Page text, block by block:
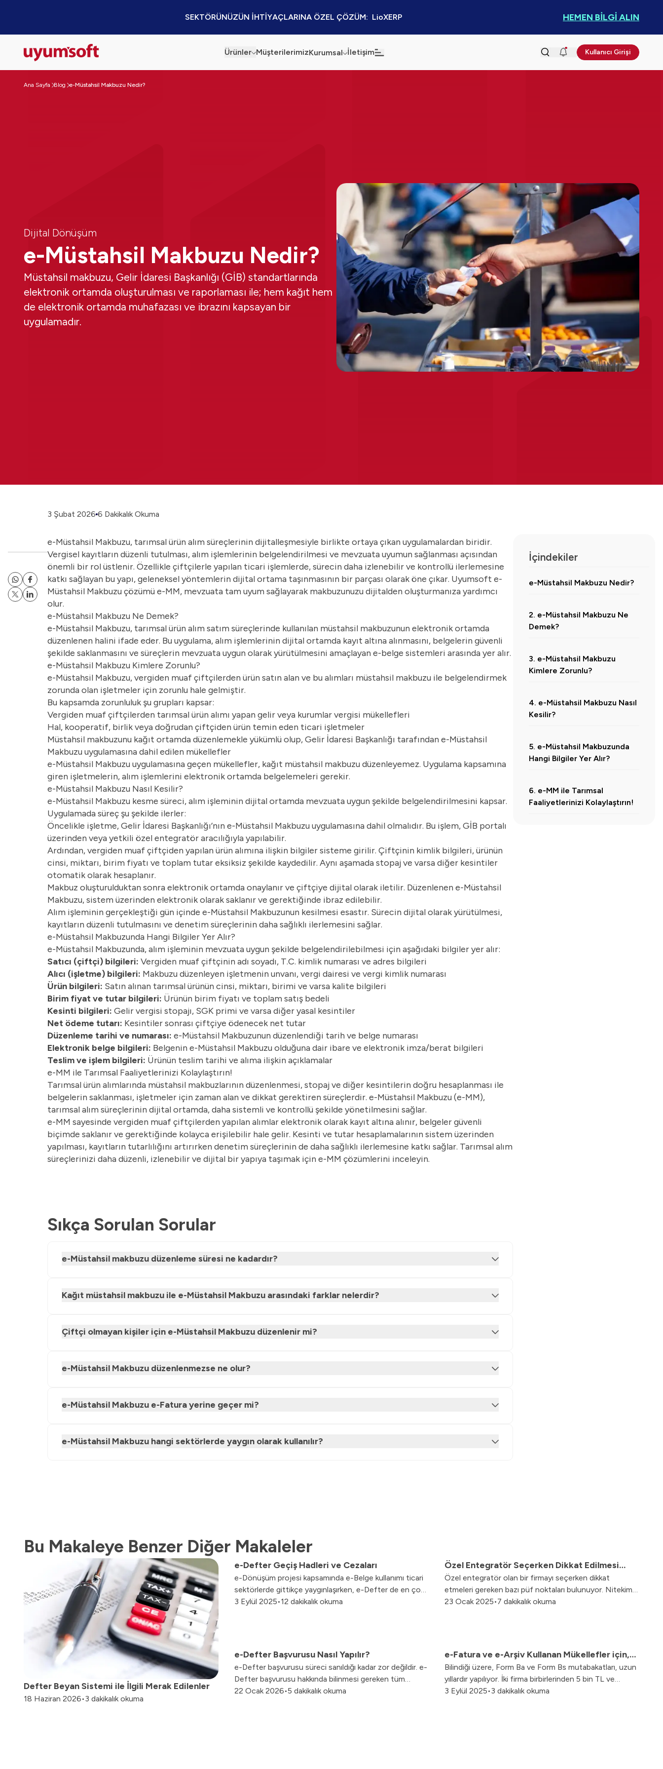
SEKTÖRÜNÜZÜN İHTİYAÇLARINA ÖZEL ÇÖZÜM:  LioXERP HEMEN BİLGİ ALIN
Ürünler MüşterilerimizKurumsal İletişim
İş Ortaklığı Platformu
Kullanıcı Girişi
Ana Sayfa Blog e-Müstahsil Makbuzu Nedir?
Dijital Dönüşüm
e-Müstahsil Makbuzu Nedir?
Müstahsil makbuzu, Gelir İdaresi Başkanlığı (GİB) standartlarında
elektronik ortamda oluşturulması ve raporlaması ile; hem kağıt hem
de elektronik ortamda muhafazası ve ibrazını kapsayan bir
uygulamadır.
3 Şubat 2026 6 Dakikalık Okuma
e-Müstahsil Makbuzu, tarımsal ürün alım süreçlerinin dijitalleşmesiyle birlikte ortaya çıkan uygulamalardan biridir.
Vergisel kayıtların düzenli tutulması, alım işlemlerinin belgelendirilmesi ve mevzuata uyumun sağlanması açısından
önemli bir rol üstlenir. Özellikle çiftçilerle yapılan ticari işlemlerde, sürecin daha izlenebilir ve kontrollü ilerlemesine
katkı sağlayan bu yapı, geleneksel yöntemlerin dijital ortama taşınmasının bir parçası olarak öne çıkar. Uyumsoft e-
Müstahsil Makbuzu çözümüe-MM, mevzuata tam uyum sağlayarak makbuzunuzu dijitalden oluşturmanıza yardımcı
olur.
e-Müstahsil Makbuzu Ne Demek?
e-Müstahsil Makbuzu, tarımsal ürün alım satım süreçlerinde kullanılan müstahsil makbuzunun elektronik ortamda
düzenlenen halini ifade eder. Bu uygulama, alım işlemlerinin dijital ortamda kayıt altına alınmasını, belgelerin güvenli
şekilde saklanmasını ve süreçlerin mevzuata uygun olarak yürütülmesini amaçlayan e-belge sistemleri arasında yer alır.
e-Müstahsil Makbuzu Kimlere Zorunlu?
e-Müstahsil Makbuzu, vergiden muaf çiftçilerden ürün satın alan ve bu alımları müstahsil makbuzu ile belgelendirmek
zorunda olan işletmeler için zorunlu hale gelmiştir.
Bu kapsamda zorunluluk şu grupları kapsar:
Vergiden muaf çiftçilerden tarımsal ürün alımı yapan gelir veya kurumlar vergisi mükellefleri
Hal, kooperatif, birlik veya doğrudan çiftçiden ürün temin eden ticari işletmeler
Müstahsil makbuzunu kağıt ortamda düzenlemekle yükümlü olup, Gelir İdaresi Başkanlığı tarafından e-Müstahsil
Makbuzu uygulamasına dahil edilen mükellefler
e-Müstahsil Makbuzu uygulamasına geçen mükellefler, kağıt müstahsil makbuzu düzenleyemez. Uygulama kapsamına
giren işletmelerin, alım işlemlerini elektronik ortamda belgelemeleri gerekir.
e-Müstahsil Makbuzu Nasıl Kesilir?
e-Müstahsil Makbuzu kesme süreci, alım işleminin dijital ortamda mevzuata uygun şekilde belgelendirilmesini kapsar.
Uygulamada süreç şu şekilde ilerler:
Öncelikle işletme, Gelir İdaresi Başkanlığı’nın e-Müstahsil Makbuzu uygulamasına dahil olmalıdır. Bu işlem, GİB portalı
üzerinden veya yetkili özel entegratör aracılığıyla yapılabilir.
Ardından, vergiden muaf çiftçiden yapılan ürün alımına ilişkin bilgiler sisteme girilir. Çiftçinin kimlik bilgileri, ürünün
cinsi, miktarı, birim fiyatı ve toplam tutar eksiksiz şekilde kaydedilir. Aynı aşamada stopaj ve varsa diğer kesintiler
otomatik olarak hesaplanır.
Makbuz oluşturulduktan sonra elektronik ortamda onaylanır ve çiftçiye dijital olarak iletilir. Düzenlenen e-Müstahsil
Makbuzu, sistem üzerinden elektronik olarak saklanır ve gerektiğinde ibraz edilebilir.
Alım işleminin gerçekleştiği gün içinde e-Müstahsil Makbuzunun kesilmesi esastır. Sürecin dijital olarak yürütülmesi,
kayıtların düzenli tutulmasını ve denetim süreçlerinin daha sağlıklı ilerlemesini sağlar.
e-Müstahsil Makbuzunda Hangi Bilgiler Yer Alır?
e-Müstahsil Makbuzunda, alım işleminin mevzuata uygun şekilde belgelendirilebilmesi için aşağıdaki bilgiler yer alır:
Satıcı (çiftçi) bilgileri: Vergiden muaf çiftçinin adı soyadı, T.C. kimlik numarası ve adres bilgileri
Alıcı (işletme) bilgileri: Makbuzu düzenleyen işletmenin unvanı, vergi dairesi ve vergi kimlik numarası
Ürün bilgileri: Satın alınan tarımsal ürünün cinsi, miktarı, birimi ve varsa kalite bilgileri
Birim fiyat ve tutar bilgileri: Ürünün birim fiyatı ve toplam satış bedeli
Kesinti bilgileri: Gelir vergisi stopajı, SGK primi ve varsa diğer yasal kesintiler
Net ödeme tutarı: Kesintiler sonrası çiftçiye ödenecek net tutar
Düzenleme tarihi ve numarası: e-Müstahsil Makbuzunun düzenlendiği tarih ve belge numarası
Elektronik belge bilgileri: Belgenin e-Müstahsil Makbuzu olduğuna dair ibare ve elektronik imza/berat bilgileri
Teslim ve işlem bilgileri: Ürünün teslim tarihi ve alıma ilişkin açıklamalar
e-MM ile Tarımsal Faaliyetlerinizi Kolaylaştırın!
Tarımsal ürün alımlarında müstahsil makbuzlarının düzenlenmesi, stopaj ve diğer kesintilerin doğru hesaplanması ile
belgelerin saklanması, işletmeler için zaman alan ve dikkat gerektiren süreçlerdir. e-Müstahsil Makbuzu (e-MM),
tarımsal alım süreçlerinin dijital ortamda, daha sistemli ve kontrollü şekilde yönetilmesini sağlar.
e-MM sayesinde vergiden muaf çiftçilerden yapılan alımlar elektronik olarak kayıt altına alınır, belgeler güvenli
biçimde saklanır ve gerektiğinde kolayca erişilebilir hale gelir. Kesinti ve tutar hesaplamalarının sistem üzerinden
yapılması, kayıtların tutarlılığını artırırken denetim süreçlerinin de daha sağlıklı ilerlemesine katkı sağlar. Tarımsal alım
süreçlerinizi daha düzenli, izlenebilir ve dijital bir yapıya taşımak için e-MM çözümlerini inceleyin.
Sıkça Sorulan Sorular
e-Müstahsil makbuzu düzenleme süresi ne kadardır?
Kağıt müstahsil makbuzu ile e-Müstahsil Makbuzu arasındaki farklar nelerdir?
Çiftçi olmayan kişiler için e-Müstahsil Makbuzu düzenlenir mi?
e-Müstahsil Makbuzu düzenlenmezse ne olur?
e-Müstahsil Makbuzu e-Fatura yerine geçer mi?
e-Müstahsil Makbuzu hangi sektörlerde yaygın olarak kullanılır?
İçindekiler
e-Müstahsil Makbuzu Nedir?
2. e-Müstahsil Makbuzu Ne
Demek?
3. e-Müstahsil Makbuzu
Kimlere Zorunlu?
4. e-Müstahsil Makbuzu Nasıl
Kesilir?
5. e-Müstahsil Makbuzunda
Hangi Bilgiler Yer Alır?
6. e-MM ile Tarımsal
Faaliyetlerinizi Kolaylaştırın!
Bu Makaleye Benzer Diğer Makaleler
Defter Beyan Sistemi ile İlgili Merak Edilenler
18 Haziran 2026•3 dakikalık okuma
e-Defter Geçiş Hadleri ve Cezaları
e-Dönüşüm projesi kapsamında e-Belge kullanımı ticari
sektörlerde gittikçe yaygınlaşırken, e-Defter de en çok
kullanılan dijital belgelerden biri olmuştur. e-Defter
3 Eylül 2025•12 dakikalık okuma
Özel Entegratör Seçerken Dikkat Edilmesi
Gereken Püf Noktalar Nelerdir?
Özel entegratör olan bir firmayı seçerken dikkat
etmeleri gereken bazı püf noktaları bulunuyor. Nitekim
Gelir İdaresi Başkanlığı (GİB) e-belge uygulamalarına
sahip yetkin bir yazılımı olan ve bu sürecin yönetiminde
nitelikli hizmet alabilecekleri bir özel entegratörü
seçmeleri önemli bir konudur.
23 Ocak 2025•7 dakikalık okuma
e-Defter Başvurusu Nasıl Yapılır?
e-Defter başvurusu süreci sanıldığı kadar zor değildir. e-
Defter başvurusu hakkında bilinmesi gereken tüm
detayları sizler için derledik.
22 Ocak 2026•5 dakikalık okuma
e-Fatura ve e-Arşiv Kullanan Mükellefler için,
Ba ve Bs formu Düzenleyerek Bildirim
Zorunluluğu Ortadan Kalkıyor
Bilindiği üzere, Form Ba ve Form Bs mutabakatları, uzun
yıllardır yapılıyor. İki firma birbirlerinden 5 bin TL ve
üzerinde alışveriş yapar ise, bir sonraki ay, karşılıklı olarak
3 Eylül 2025•3 dakikalık okuma